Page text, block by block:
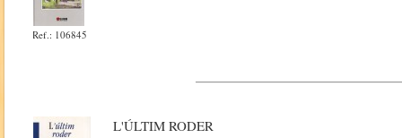
Ref.: 106845
L'ÚLTIM RODER